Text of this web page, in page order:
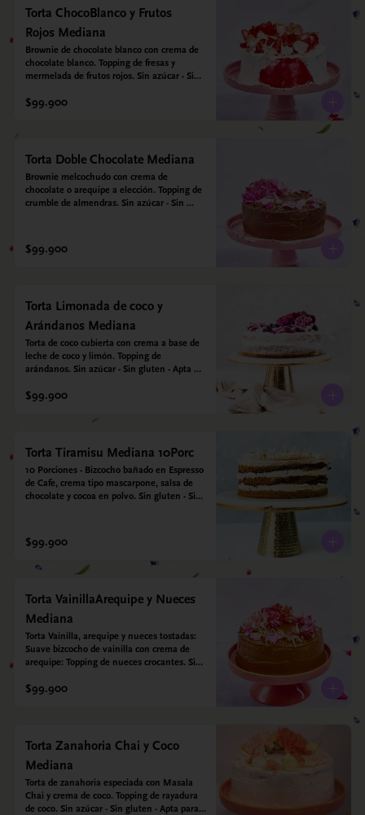
Torta ChocoBlanco y Frutos
Rojos Mediana
Brownie de chocolate blanco con crema de
chocolate blanco. Topping de fresas y
mermelada de frutos rojos. Sin azúcar - Sin
$99.900
Torta Doble Chocolate Mediana
Brownie melcochudo con crema de
chocolate o arequipe a elección. Topping de
crumble de almendras. Sin azúcar - Sin
$99.900
Torta Limonada de coco y
Arándanos Mediana
Torta de coco cubierta con crema a base de
leche de coco y limón. Topping de
arándanos. Sin azúcar - Sin gluten - Apta
$99.900
Torta Tiramisu Mediana 10Porc
10 Porciones - Bizcocho bañado en Espresso
de Cafe, crema tipo mascarpone, salsa de
chocolate y cocoa en polvo. Sin gluten - Sin
$99.900
Torta VainillaArequipe y Nueces
Mediana
Torta Vainilla, arequipe y nueces tostadas:
Suave bizcocho de vainilla con crema de
arequipe: Topping de nueces crocantes. Sin
$99.900
Torta Zanahoria Chai y Coco
Mediana
Torta de zanahoria especiada con Masala
Chai y crema de coco. Topping de rayadura
de coco. Sin azúcar - Sin gluten - Apta para